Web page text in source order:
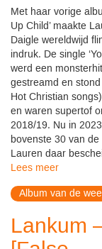
Met haar vorige
Up Child’ maakte
Daigle wereldwijd
indruk. De single
werd een
gestreamd en
Hot Christian
en waren supertof
2018/19. Nu in
bovenste 30 van
Lauren daar
Lees meer
Album van de
Lankum